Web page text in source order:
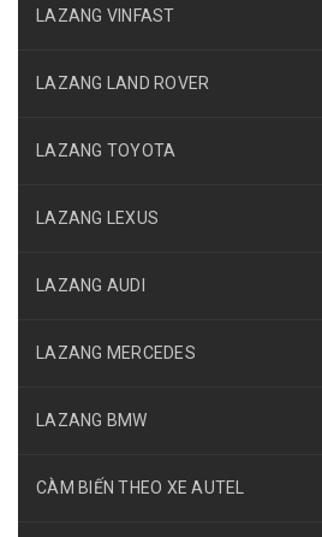
LAZANG VINFAST
LAZANG LAND ROVER
LAZANG TOYOTA
LAZANG LEXUS
LAZANG AUDI
LAZANG MERCEDES
LAZANG BMW
CÀM BIẾN THEO XE AUTEL